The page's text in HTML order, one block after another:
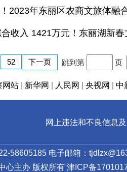
2023年东丽区农商文旅体融
收入 1421万元！东丽湖新春
52 下一页 跳到第 页
网站 新华网 人民网 央视网 中
网上违法和不良信息
58605185 电子邮箱：
心主办 版权所有 津ICP备